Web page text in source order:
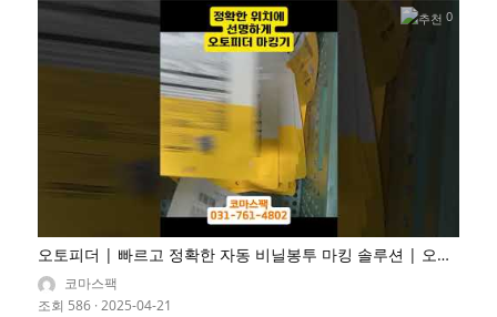
오토피더 | 빠르고 정확한 자동 비닐봉투 마킹 솔루션 | 오토
피더 결합형 잉크젯 마킹기
코마스팩
조회 586 · 2025-04-21
0